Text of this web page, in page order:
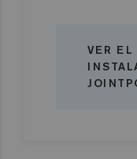
VER EL